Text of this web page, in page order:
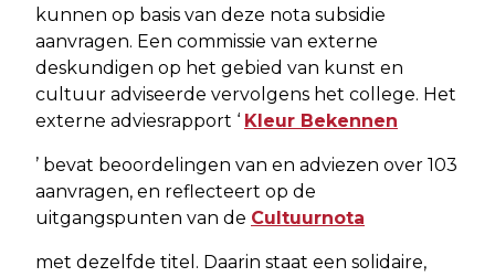
kunnen op basis van deze nota subsidie
aanvragen. Een commissie van externe
deskundigen op het gebied van kunst en
cultuur adviseerde vervolgens het college. Het
externe adviesrapport ‘ Kleur Bekennen
’ bevat beoordelingen van en adviezen over 103
aanvragen, en reflecteert op de
uitgangspunten van de Cultuurnota
met dezelfde titel. Daarin staat een solidaire,